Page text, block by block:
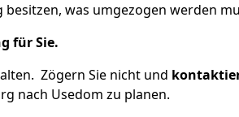
was umgezogen werden
für Sie.
Zögern Sie nicht und
nach Usedom zu planen.